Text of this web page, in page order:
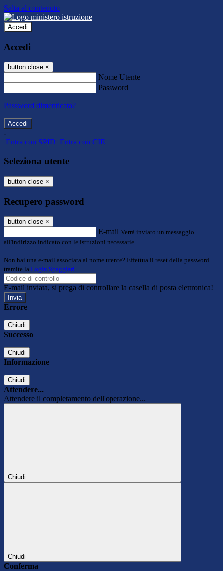
Salta al contenuto
Accedi
Accedi
button close ×
Nome Utente
Password
Password dimenticata?
-
Entra con SPID Entra con CIE
Seleziona utente
button close ×
Recupero password
button close ×
E-mail Verrà inviato un messaggio
all'indirizzo indicato con le istruzioni necessarie.
Non hai una e-mail associata al nome utente? Effettua il reset della password
tramite la Login Spaggiari
E-mail inviata, si prega di controllare la casella di posta elettronica!
Errore
Chiudi
Successo
Chiudi
Informazione
Chiudi
Attendere...
Attendere il completamento dell'operazione...
Chiudi
Chiudi
Conferma